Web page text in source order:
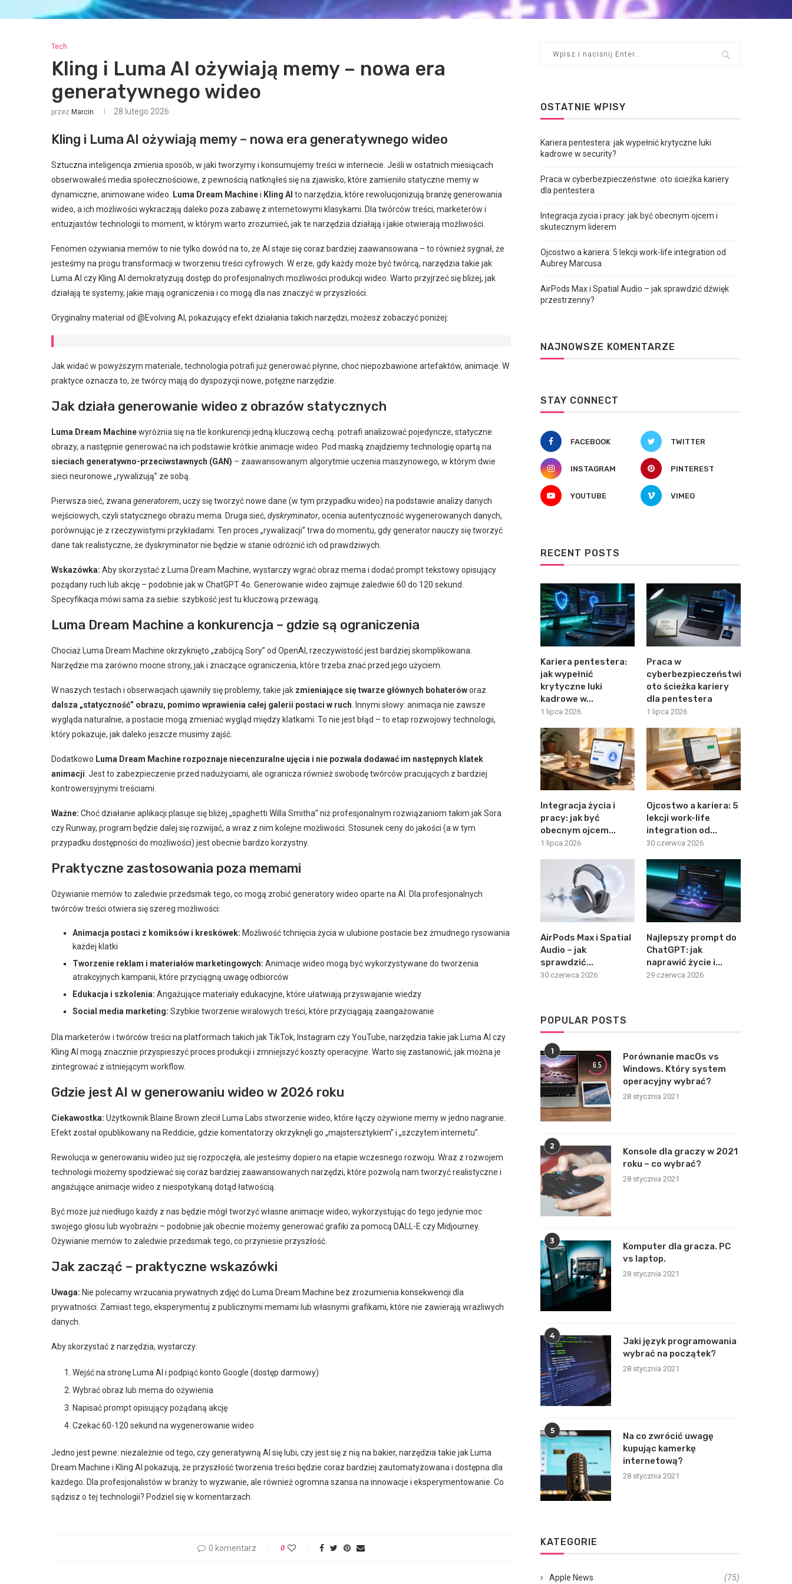
Tech
Kling i Luma AI ożywiają memy – nowa era
generatywnego wideo
przez Marcin 28 lutego 2026
Kling i Luma AI ożywiają memy – nowa era generatywnego wideo
Sztuczna inteligencja zmienia sposób, w jaki tworzymy i konsumujemy treści w internecie. Jeśli w ostatnich miesiącach
obserwowałeś media społecznościowe, z pewnością natknąłeś się na zjawisko, które zamieniło statyczne memy w
dynamiczne, animowane wideo.
Luma Dream Machinei Kling AI to narzędzia, które rewolucjonizują branżę generowania
wideo, a ich możliwości wykraczają daleko poza zabawę z internetowymi klasykami. Dla twórców treści, marketerów i
entuzjastów technologii to moment, w którym warto zrozumieć, jak te narzędzia działają i jakie otwierają możliwości.
Fenomen ożywiania memów to nie tylko dowód na to, że AI staje się coraz bardziej zaawansowana – to również sygnał, że
jesteśmy na progu transformacji w tworzeniu treści cyfrowych. W erze, gdy każdy może być twórcą, narzędzia takie jak
Luma AI czy Kling AI demokratyzują dostęp do profesjonalnych możliwości produkcji wideo. Warto przyjrzeć się bliżej, jak
działają te systemy, jakie mają ograniczenia i co mogą dla nas znaczyć w przyszłości.
Oryginalny materiał od @Evolving AI, pokazujący efekt działania takich narzędzi, możesz zobaczyć poniżej:
Jak widać w powyższym materiale, technologia potrafi już generować płynne, choć niepozbawione artefaktów, animacje. W
praktyce oznacza to, że twórcy mają do dyspozycji nowe, potężne narzędzie.
Jak działa generowanie wideo z obrazów statycznych
Luma Dream Machinewyróżnia się na tle konkurencji jedną kluczową cechą: potrafi analizować pojedyncze, statyczne
obrazy, a następnie generować na ich podstawie krótkie animacje wideo. Pod maską znajdziemy technologię opartą na
sieciach generatywno-przeciwstawnych (GAN) – zaawansowanym algorytmie uczenia maszynowego, w którym dwie
sieci neuronowe „rywalizują” ze sobą.
Pierwsza sieć, zwana generatorem, uczy się tworzyć nowe dane (w tym przypadku wideo) na podstawie analizy danych
wejściowych, czyli statycznego obrazu mema. Druga sieć, dyskryminator, ocenia autentyczność wygenerowanych danych,
porównując je z rzeczywistymi przykładami. Ten proces „rywalizacji” trwa do momentu, gdy generator nauczy się tworzyć
dane tak realistyczne, że dyskryminator nie będzie w stanie odróżnić ich od prawdziwych.
Wskazówka: Aby skorzystać z Luma Dream Machine, wystarczy wgrać obraz mema i dodać prompt tekstowy opisujący
pożądany ruch lub akcję – podobnie jak w ChatGPT 4o. Generowanie wideo zajmuje zaledwie 60 do 120 sekund.
Specyfikacja mówi sama za siebie: szybkość jest tu kluczową przewagą.
Luma Dream Machine a konkurencja – gdzie są ograniczenia
Chociaż Luma Dream Machine okrzyknięto „zabójcą Sory” od OpenAI, rzeczywistość jest bardziej skomplikowana.
Narzędzie ma zarówno mocne strony, jak i znaczące ograniczenia, które trzeba znać przed jego użyciem.
W naszych testach i obserwacjach ujawniły się problemy, takie jak zmieniające się twarze głównych bohateróworaz
dalsza „statyczność” obrazu, pomimo wprawienia całej galerii postaci w ruch . Innymi słowy: animacja nie zawsze
wygląda naturalnie, a postacie mogą zmieniać wygląd między klatkami. To nie jest błąd – to etap rozwojowy technologii,
który pokazuje, jak daleko jeszcze musimy zajść.
Dodatkowo Luma Dream Machine rozpoznaje niecenzuralne ujęcia i nie pozwala dodawać im następnych klatek
animacji . Jest to zabezpieczenie przed nadużyciami, ale ogranicza również swobodę twórców pracujących z bardziej
kontrowersyjnymi treściami.
Ważne: Choć działanie aplikacji plasuje się bliżej „spaghetti Willa Smitha” niż profesjonalnym rozwiązaniom takim jak Sora
czy Runway, program będzie dalej się rozwijać, a wraz z nim kolejne możliwości. Stosunek ceny do jakości (a w tym
przypadku dostępności do możliwości) jest obecnie bardzo korzystny.
Praktyczne zastosowania poza memami
Ożywianie memów to zaledwie przedsmak tego, co mogą zrobić generatory wideo oparte na AI. Dla profesjonalnych
twórców treści otwiera się szereg możliwości:
Animacja postaci z komiksów i kreskówek: Możliwość tchnięcia życia w ulubione postacie bez żmudnego rysowania
każdej klatki
Tworzenie reklam i materiałów marketingowych: Animacje wideo mogą być wykorzystywane do tworzenia
atrakcyjnych kampanii, które przyciągną uwagę odbiorców
Edukacja i szkolenia: Angażujące materiały edukacyjne, które ułatwiają przyswajanie wiedzy
Social media marketing: Szybkie tworzenie wiralowych treści, które przyciągają zaangażowanie
Dla marketerów i twórców treści na platformach takich jak TikTok, Instagram czy YouTube, narzędzia takie jak Luma AI czy
Kling AI mogą znacznie przyspieszyć proces produkcji i zmniejszyć koszty operacyjne. Warto się zastanowić, jak można je
zintegrować z istniejącym workflow.
Gdzie jest AI w generowaniu wideo w 2026 roku
Ciekawostka: Użytkownik Blaine Brown zlecił Luma Labs stworzenie wideo, które łączy ożywione memy w jedno nagranie.
Efekt został opublikowany na Reddicie, gdzie komentatorzy okrzyknęli go „majstersztykiem” i „szczytem internetu”.
Rewolucja w generowaniu wideo już się rozpoczęła, ale jesteśmy dopiero na etapie wczesnego rozwoju. Wraz z rozwojem
technologii możemy spodziewać się coraz bardziej zaawansowanych narzędzi, które pozwolą nam tworzyć realistyczne i
angażujące animacje wideo z niespotykaną dotąd łatwością.
Być może już niedługo każdy z nas będzie mógł tworzyć własne animacje wideo, wykorzystując do tego jedynie moc
swojego głosu lub wyobraźni – podobnie jak obecnie możemy generować grafiki za pomocą DALL-E czy Midjourney.
Ożywianie memów to zaledwie przedsmak tego, co przyniesie przyszłość.
Jak zacząć – praktyczne wskazówki
Uwaga: Nie polecamy wrzucania prywatnych zdjęć do Luma Dream Machine bez zrozumienia konsekwencji dla
prywatności. Zamiast tego, eksperymentuj z publicznymi memami lub własnymi grafikami, które nie zawierają wrażliwych
danych.
Aby skorzystać z narzędzia, wystarczy:
Wejść na stronę Luma AI i podpiąć konto Google (dostęp darmowy)
Wybrać obraz lub mema do ożywienia
Napisać prompt opisujący pożądaną akcję
Czekać 60-120 sekund na wygenerowanie wideo
Jedno jest pewne: niezależnie od tego, czy generatywną AI się lubi, czy jest się z nią na bakier, narzędzia takie jak Luma
Dream Machine i Kling AI pokazują, że przyszłość tworzenia treści będzie coraz bardziej zautomatyzowana i dostępna dla
każdego. Dla profesjonalistów w branży to wyzwanie, ale również ogromna szansa na innowacje i eksperymentowanie. Co
sądzisz o tej technologii? Podziel się w komentarzach.
0 komentarz 0
OSTATNIE WPISY
Kariera pentestera: jak wypełnić krytyczne luki
kadrowe w security?
Praca w cyberbezpieczeństwie: oto ścieżka kariery
dla pentestera
Integracja życia i pracy: jak być obecnym ojcem i
skutecznym liderem
Ojcostwo a kariera: 5 lekcji work-life integration od
Aubrey Marcusa
AirPods Max i Spatial Audio – jak sprawdzić dźwięk
przestrzenny?
NAJNOWSZE KOMENTARZE
STAY CONNECT
FACEBOOK TWITTER
INSTAGRAM PINTEREST
YOUTUBE VIMEO
RECENT POSTS
Kariera pentestera:
jak wypełnić
krytyczne luki
kadrowe w...
1 lipca 2026
Praca w
cyberbezpieczeństwie:
oto ścieżka kariery
dla pentestera
1 lipca 2026
Integracja życia i
pracy: jak być
obecnym ojcem...
1 lipca 2026
Ojcostwo a kariera: 5
lekcji work-life
integration od...
30 czerwca 2026
AirPods Max i Spatial
Audio – jak
sprawdzić...
30 czerwca 2026
Najlepszy prompt do
ChatGPT: jak
naprawić życie i...
29 czerwca 2026
POPULAR POSTS
1
6.5
Porównanie macOs vs
Windows. Który system
operacyjny wybrać?
28 stycznia 2021
2
Konsole dla graczy w 2021
roku – co wybrać?
28 stycznia 2021
3
Komputer dla gracza. PC
vs laptop.
28 stycznia 2021
4
Jaki język programowania
wybrać na początek?
28 stycznia 2021
5
Na co zwrócić uwagę
kupując kamerkę
internetową?
28 stycznia 2021
KATEGORIE
Apple News (75)